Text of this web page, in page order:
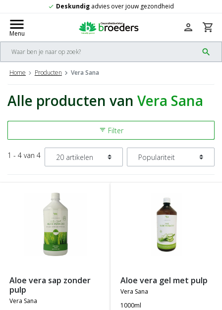
check Deskundig advies over jouw gezondheid
menu
Menu
search
person shopping_cart
Home Producten Vera Sana
Alle producten van Vera Sana
filter_list Filter
1 - 4 van 4
aloe vera sap zonder
pulp
vera sana
aloe vera gel met pulp
vera sana
1000ml